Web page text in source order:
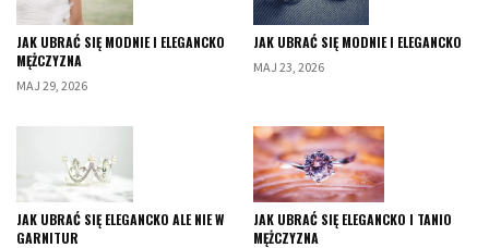
JAK UBRAĆ SIĘ MODNIE I ELEGANCKO
MĘŻCZYZNA
MAJ 29, 2026
JAK UBRAĆ SIĘ MODNIE I ELEGANCKO
MAJ 23, 2026
JAK UBRAĆ SIĘ ELEGANCKO ALE NIE W
GARNITUR
JAK UBRAĆ SIĘ ELEGANCKO I TANIO
MĘŻCZYZNA